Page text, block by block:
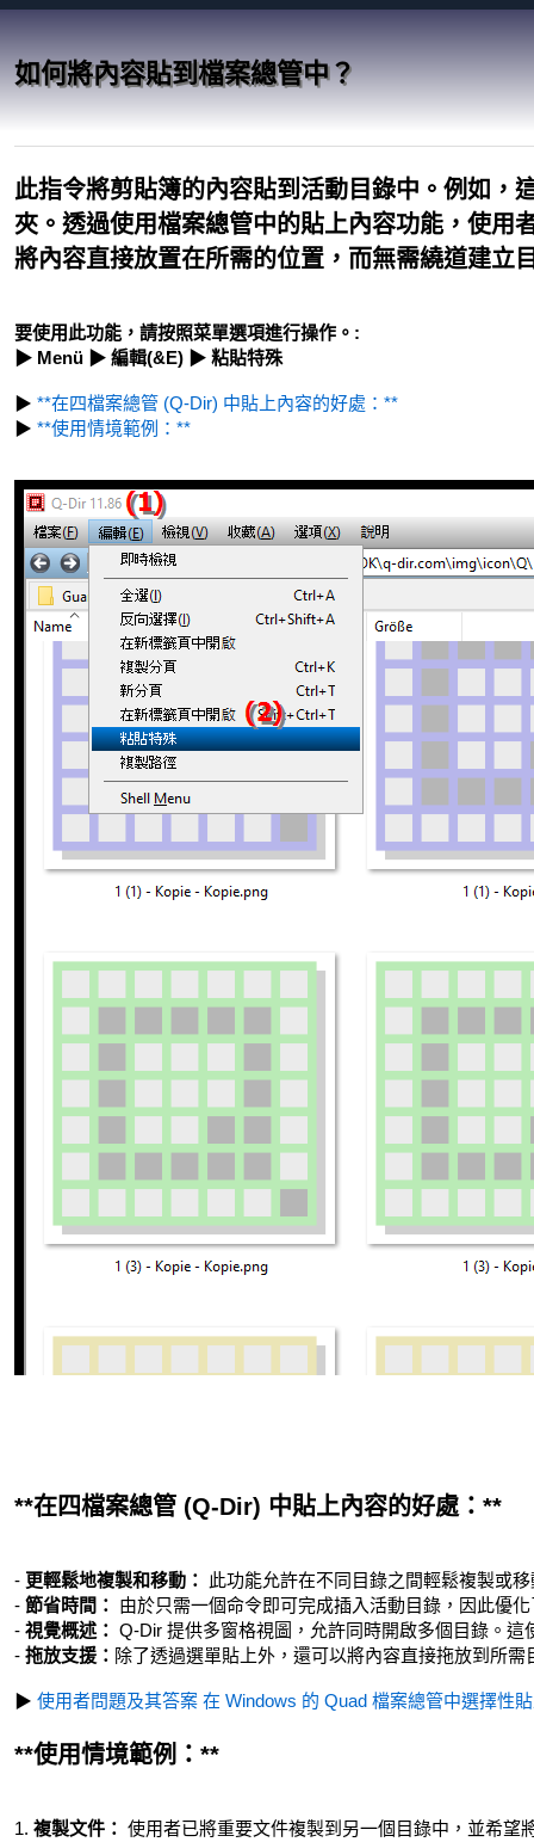
如何將內容貼到檔案總管中？
此指令將剪貼簿的內容貼到活動目錄中。例如，
夾。透過使用檔案總管中的貼上內容功能，使用
將內容直接放置在所需的位置，而無需繞道建立
要使用此功能，請按照菜單選項進行操作。:
▶ Menü ▶ 編輯(&E) ▶ 粘貼特殊
▶ **在四檔案總管 (Q-Dir) 中貼上內容的好處：**
▶ **使用情境範例：**
**在四檔案總管 (Q-Dir) 中貼上內容的好處：**
- 更輕鬆地複製和移動： 此功能允許在不同目錄之間輕鬆複製或
- 節省時間： 由於只需一個命令即可完成插入活動目錄，因此優
- 視覺概述： Q-Dir 提供多窗格視圖，允許同時開啟多個目錄。
- 拖放支援： 除了透過選單貼上外，還可以將內容直接拖放到所
▶ 使用者問題及其答案 在 Windows 的 Quad 檔案總管中選擇性
**使用情境範例：**
1. 複製文件： 使用者已將重要文件複製到另一個目錄中，並希望